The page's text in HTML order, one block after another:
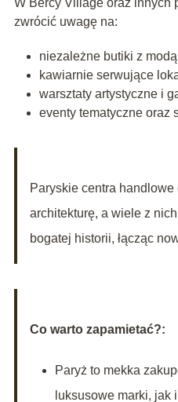
W Bercy Village oraz innych
zwrócić uwagę na:
niezależne butiki z
kawiarnie serwujące
warsztaty artystyczne i
eventy tematyczne oraz
Paryskie centra
architekturę, a wiele z
bogatej historii, łącząc
Co warto zapamietać?:
Paryż to mekka
luksusowe marki, jak